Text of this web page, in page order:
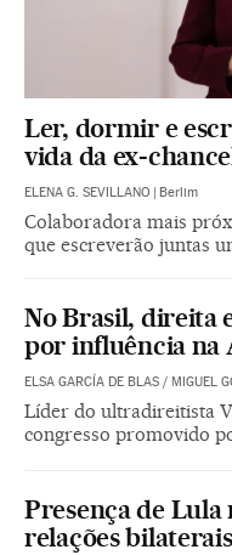
Ler, dormir e
vida da ex-
ELENA G. SEVILLANO Berlim
Colaboradora mais
que escreverão juntas
No Brasil, direita
por influência na
ELSA GARCÍA DE BLAS / MIGUEL
Líder do ultradireitista
congresso promovido
Presença de
relações